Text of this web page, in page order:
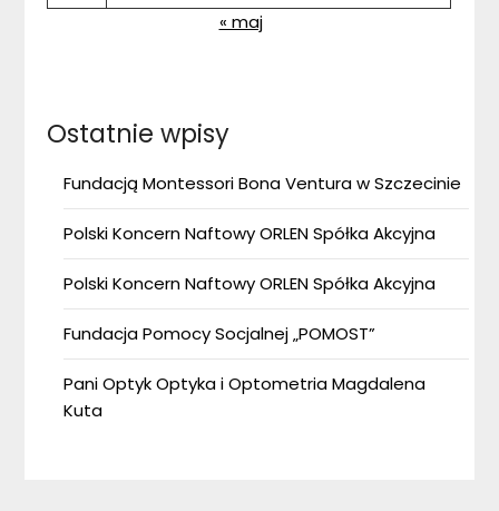
« maj
Ostatnie wpisy
Fundacją Montessori Bona Ventura w Szczecinie
Polski Koncern Naftowy ORLEN Spółka Akcyjna
Polski Koncern Naftowy ORLEN Spółka Akcyjna
Fundacja Pomocy Socjalnej „POMOST”
Pani Optyk Optyka i Optometria Magdalena
Kuta